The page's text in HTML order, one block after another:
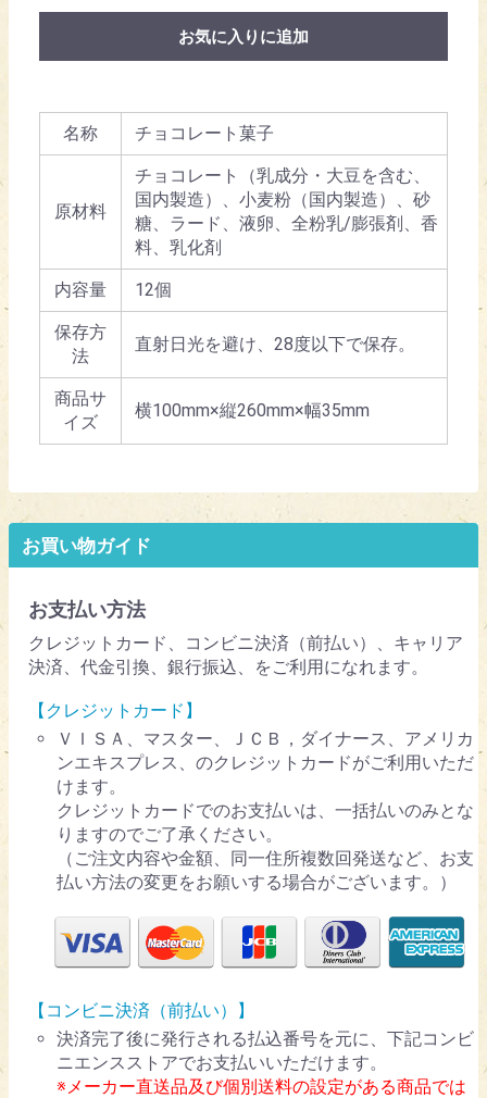
お気に入りに追加
名称 チョコレート菓子
原材料
チョコレート（乳成分・大豆を含む、
国内製造）、小麦粉（国内製造）、砂
糖、ラード、液卵、全粉乳/膨張剤、香
料、乳化剤
内容量 12個
保存方
法
直射日光を避け、28度以下で保存。
商品サ
イズ
横100mm×縦260mm×幅35mm
お買い物ガイド
お支払い方法
クレジットカード、コンビニ決済（前払い）、キャリア
決済、代金引換、銀行振込、をご利用になれます。
【クレジットカード】
ＶＩＳＡ、マスター、ＪＣＢ，ダイナース、アメリカ
ンエキスプレス、のクレジットカードがご利用いただ
けます。
クレジットカードでのお支払いは、一括払いのみとな
りますのでご了承ください。
（ご注文内容や金額、同一住所複数回発送など、お支
払い方法の変更をお願いする場合がございます。）
【コンビニ決済（前払い）】
決済完了後に発行される払込番号を元に、下記コンビ
ニエンスストアでお支払いいただけます。
※メーカー直送品及び個別送料の設定がある商品では